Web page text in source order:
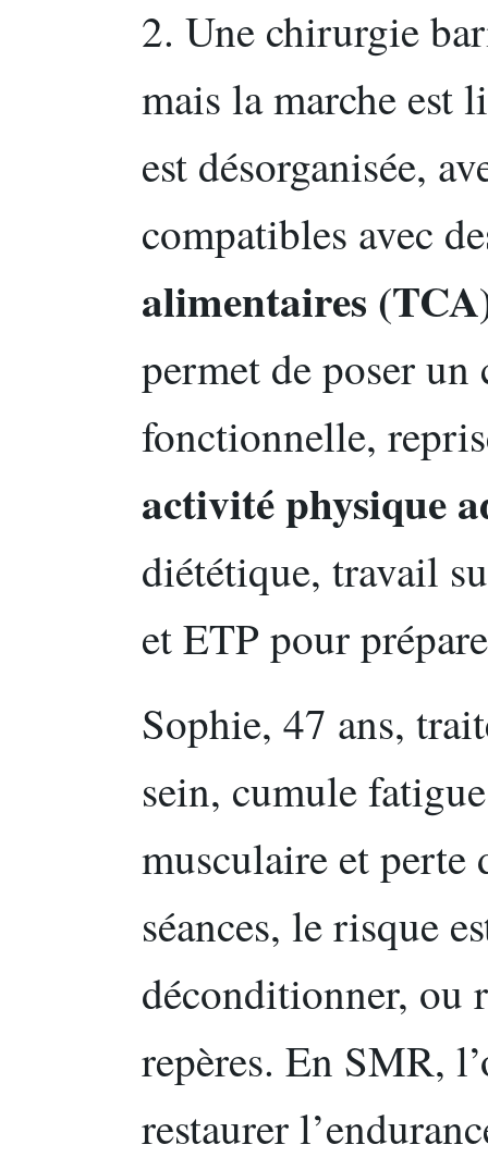
2. Une chirurgie
mais la marche est
est désorganisée,
compatibles avec
alimentaires
permet de poser
fonctionnelle,
activité physique
diététique, travail
et ETP pour
Sophie, 47 ans,
sein, cumule
musculaire et perte
séances, le risque
déconditionner, ou
repères. En SMR,
restaurer